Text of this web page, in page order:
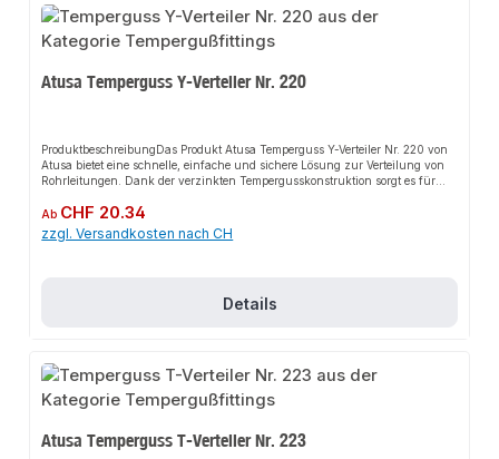
Atusa Temperguss Y-Verteiler Nr. 220
ProduktbeschreibungDas Produkt Atusa Temperguss Y-Verteiler Nr. 220 von
Atusa bietet eine schnelle, einfache und sichere Lösung zur Verteilung von
Rohrleitungen. Dank der verzinkten Tempergusskonstruktion sorgt es für
gewerbliche Anwendungen an. Das robuste Design und die einfache
Montage machen dieses Produkt zu einer zuverlässigen Wahl für jede
Installation.EigenschaftenMaterial: Temperguss, schwarzY-VerteilerDVGW
AtusaModell: Temperguss Y-Verteiler Nr. 220Zertifizierung: DVGWNorm:
Regulärer Preis:
Ab CHF 20.34
zzgl. Versandkosten nach CH
Details
Atusa Temperguss T-Verteiler Nr. 223